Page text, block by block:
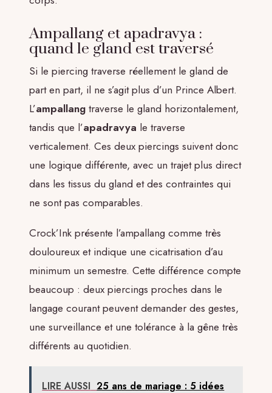
Ampallang et apadravya :
quand le gland est traversé
Si le piercing traverse réellement le gland de
part en part, il ne s’agit plus d’un Prince Albert.
L’ampallang traverse le gland horizontalement,
tandis que l’apadravya le traverse
verticalement. Ces deux piercings suivent donc
une logique différente, avec un trajet plus direct
dans les tissus du gland et des contraintes qui
ne sont pas comparables.
Crock’Ink présente l’ampallang comme très
douloureux et indique une cicatrisation d’au
minimum un semestre. Cette différence compte
beaucoup : deux piercings proches dans le
langage courant peuvent demander des gestes,
une surveillance et une tolérance à la gêne très
différents au quotidien.
LIRE AUSSI 25 ans de mariage : 5 idées